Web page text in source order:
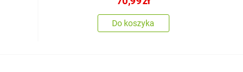
Do koszyka